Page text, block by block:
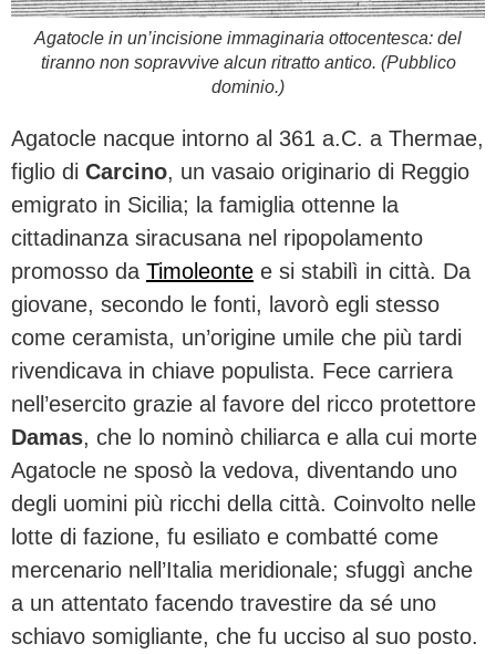
Agatocle in un’incisione immaginaria ottocentesca: del
tiranno non sopravvive alcun ritratto antico. (Pubblico
dominio.)
Agatocle nacque intorno al 361 a.C. a Thermae,
figlio di Carcino, un vasaio originario di Reggio
emigrato in Sicilia; la famiglia ottenne la
cittadinanza siracusana nel ripopolamento
promosso da Timoleonte e si stabilì in città. Da
giovane, secondo le fonti, lavorò egli stesso
come ceramista, un’origine umile che più tardi
rivendicava in chiave populista. Fece carriera
nell’esercito grazie al favore del ricco protettore
Damas, che lo nominò chiliarca e alla cui morte
Agatocle ne sposò la vedova, diventando uno
degli uomini più ricchi della città. Coinvolto nelle
lotte di fazione, fu esiliato e combatté come
mercenario nell’Italia meridionale; sfuggì anche
a un attentato facendo travestire da sé uno
schiavo somigliante, che fu ucciso al suo posto.